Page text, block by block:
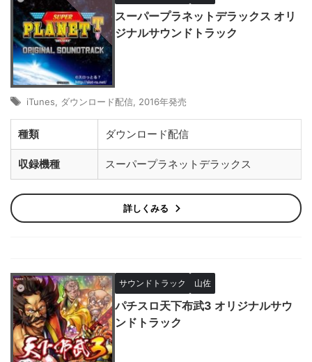
スーパープラネットデラックス オリ
ジナルサウンドトラック
iTunes ダウンロード配信 2016年発売
種類 ダウンロード配信
収録機種 スーパープラネットデラックス
詳しくみる
サウンドトラック 山佐
パチスロ天下布武3 オリジナルサウ
ンドトラック